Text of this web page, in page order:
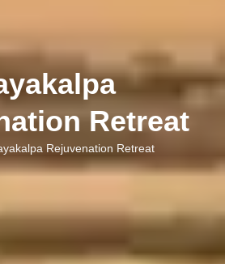
Retreat
Rejuvenation Retreat